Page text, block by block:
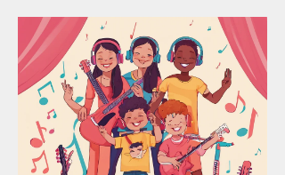
gemeinsam funktionieren und sich beim
Musizieren gegenseitig unterstützen.